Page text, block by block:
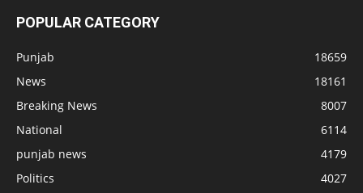
POPULAR CATEGORY
Punjab
18659
News
18161
Breaking News
8007
National
6114
punjab news
4179
Politics
4027